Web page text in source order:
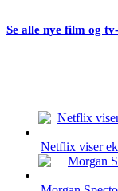
Se alle nye film og
Netflix viser